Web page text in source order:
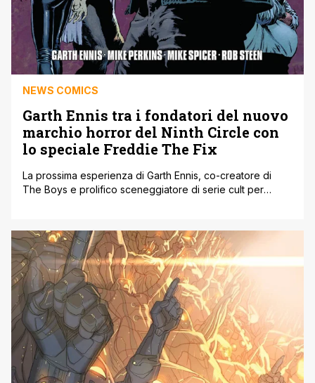
NEWS COMICS
Garth Ennis tra i fondatori del nuovo
marchio horror del Ninth Circle con
lo speciale Freddie The Fix
La prossima esperienza di Garth Ennis, co-creatore di
The Boys e prolifico sceneggiatore di serie cult per
titolo di Ennis sotto Ninth Circle è Freddie The Fix, insieme
all'artista Mike Perkins, con data di uscita fissata per [']